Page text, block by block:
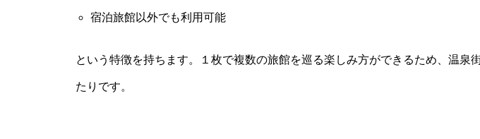
宿泊旅館以外でも利用可能
という特徴を持ちます。１枚で複数の旅館を巡る楽しみ方ができるため、温泉
たりです。